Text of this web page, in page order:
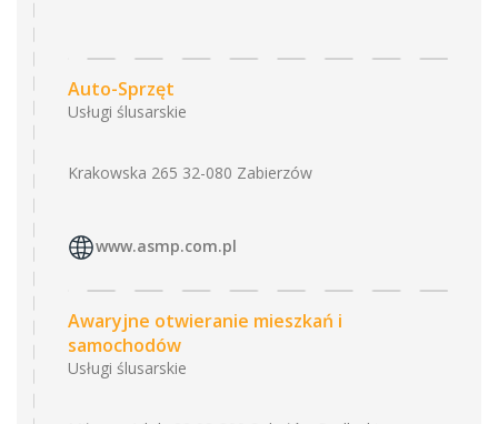
Auto-Sprzęt
Usługi ślusarskie
Krakowska 265 32-080 Zabierzów
www.asmp.com.pl
Awaryjne otwieranie mieszkań i
samochodów
Usługi ślusarskie